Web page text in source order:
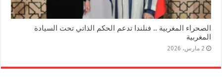
الصحراء المغربية .. فنلندا تدعم الحكم الذاتي تحت السيادة
المغربية
2 مارس، 2026